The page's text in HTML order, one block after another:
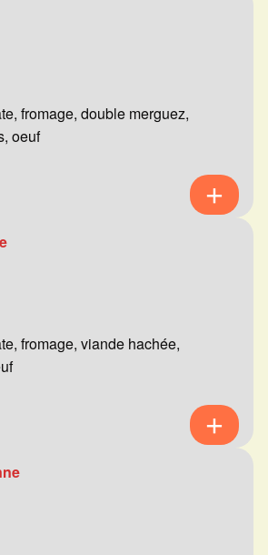
fromage, double merguez,
oeuf
fromage, viande hachée,